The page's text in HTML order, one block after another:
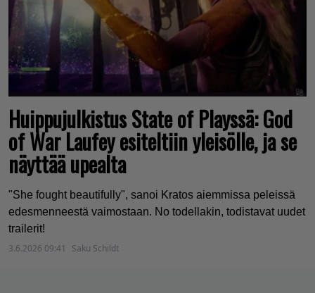
Huippujulkistus State of Playssä: God
of War Laufey esiteltiin yleisölle, ja se
näyttää upealta
"She fought beautifully", sanoi Kratos aiemmissa peleissä
edesmenneestä vaimostaan. No todellakin, todistavat uudet
trailerit!
3.6.2026 09:41
Saku Schildt